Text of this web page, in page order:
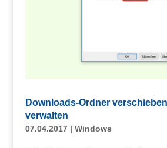
Downloads-Ordner
verwalten
07.04.2017| Windows